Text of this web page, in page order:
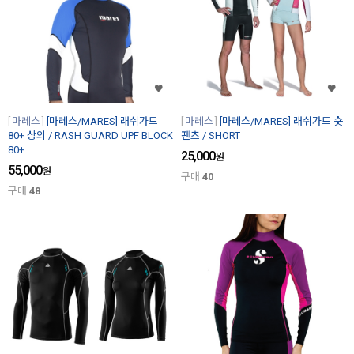
마레스
[마레스/MARES] 래쉬가드
80+ 상의 / RASH GUARD UPF BLOCK
80+
55,000원
구매 48
마레스
[마레스/MARES] 래쉬가드 숏
팬츠 / SHORT
25,000원
구매 40